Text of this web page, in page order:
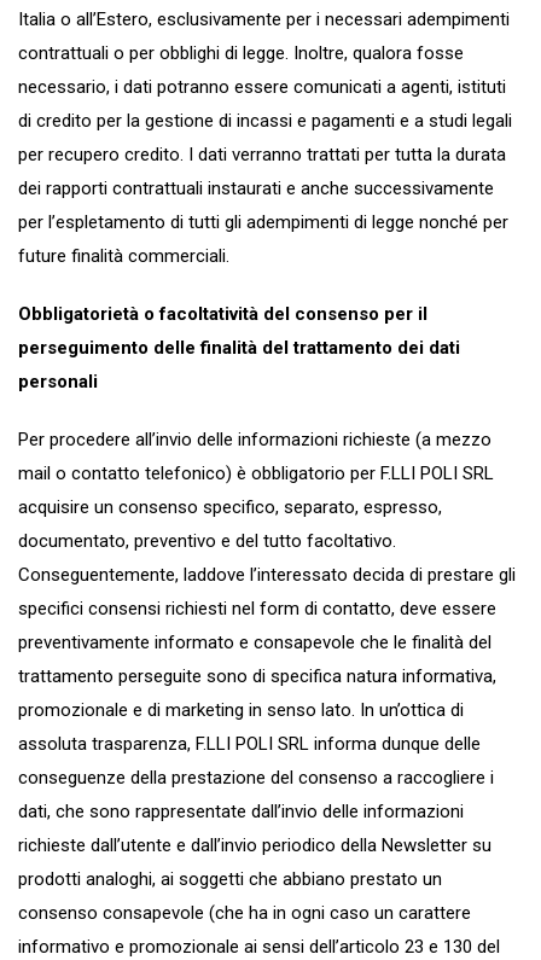
Italia o all’Estero, esclusivamente per i necessari adempimenti
contrattuali o per obblighi di legge. Inoltre, qualora fosse
necessario, i dati potranno essere comunicati a agenti, istituti
di credito per la gestione di incassi e pagamenti e a studi legali
per recupero credito. I dati verranno trattati per tutta la durata
dei rapporti contrattuali instaurati e anche successivamente
per l’espletamento di tutti gli adempimenti di legge nonché per
future finalità commerciali.
Obbligatorietà o facoltatività del consenso per il
perseguimento delle finalità del trattamento dei dati
personali
Per procedere all’invio delle informazioni richieste (a mezzo
mail o contatto telefonico) è obbligatorio per F.LLI POLI SRL
acquisire un consenso specifico, separato, espresso,
documentato, preventivo e del tutto facoltativo.
Conseguentemente, laddove l’interessato decida di prestare gli
specifici consensi richiesti nel form di contatto, deve essere
preventivamente informato e consapevole che le finalità del
trattamento perseguite sono di specifica natura informativa,
promozionale e di marketing in senso lato. In un’ottica di
assoluta trasparenza, F.LLI POLI SRL informa dunque delle
conseguenze della prestazione del consenso a raccogliere i
dati, che sono rappresentate dall’invio delle informazioni
richieste dall’utente e dall’invio periodico della Newsletter su
prodotti analoghi, ai soggetti che abbiano prestato un
consenso consapevole (che ha in ogni caso un carattere
informativo e promozionale ai sensi dell’articolo 23 e 130 del